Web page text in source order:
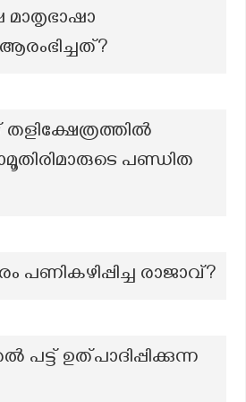
മാതൃഭാഷാ
പണ്ഡിത
രാജാവ്?
പട്ട് ഉത്പാദിപ്പിക്കുന്ന